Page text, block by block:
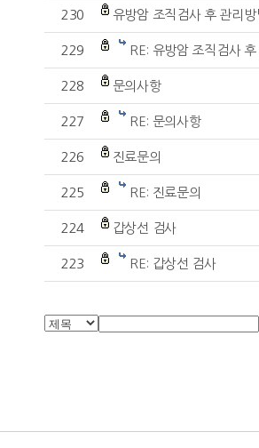
230 유방암 조직검사 후 관리방
229 RE: 유방암 조직검사
228 문의사항
227 RE: 문의사항
226 진료문의
225 RE: 진료문의
224 갑상선 검사
223 RE: 갑상선 검사